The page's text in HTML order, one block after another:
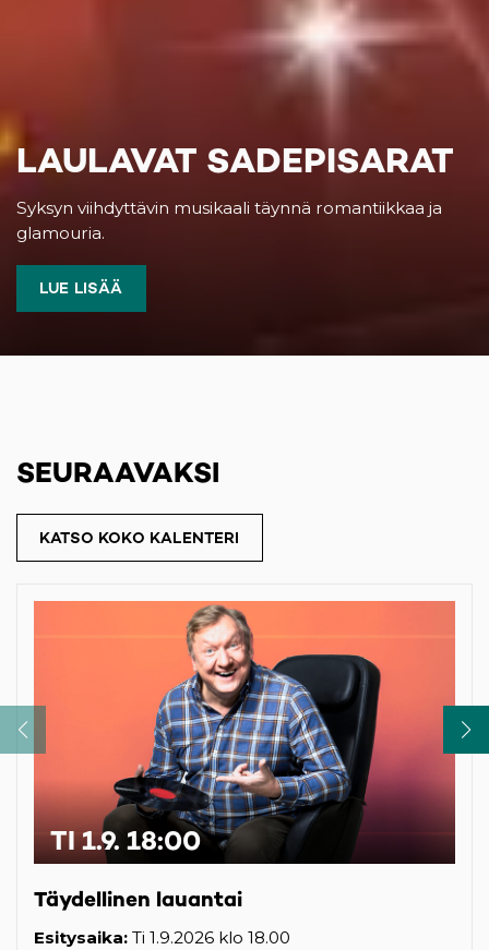
LAULAVAT SADEPISARAT
Syksyn viihdyttävin musikaali täynnä romantiikkaa ja
glamouria.
LUE LISÄÄ
SEURAAVAKSI
KATSO KOKO KALENTERI
TI 1.9. 18:00
Täydellinen lauantai
Esitysaika: Ti 1.9.2026 klo 18.00